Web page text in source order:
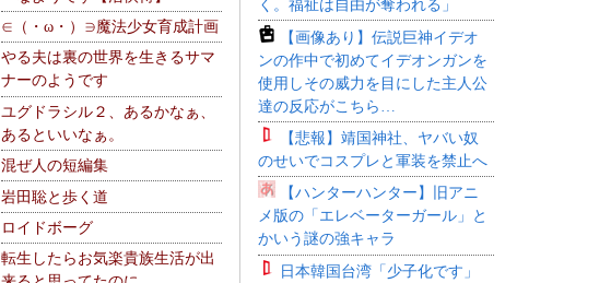
∈（・ω・）∋魔法少女育成計画
やる夫は裏の世界を生きるサマ
ナーのようです
ユグドラシル２、あるかなぁ、
あるといいなぁ。
混ぜ人の短編集
岩田聡と歩く道
ロイドボーグ
転生したらお気楽貴族生活が出
く。福祉は自由が奪われる」
【画像あり】伝説巨神イデオ
ンの作中で初めてイデオンガンを
使用しその威力を目にした主人公
達の反応がこちら…
【悲報】靖国神社、ヤバい奴
のせいでコスプレと軍装を禁止へ
【ハンターハンター】旧アニ
メ版の「エレベーターガール」と
かいう謎の強キャラ
日本韓国台湾「少子化です」